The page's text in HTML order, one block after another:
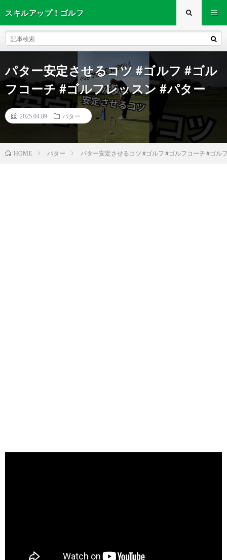
スキルアップ！ゴルフ
パター安定させるコツ #ゴルフ #ゴル
フコーチ #ゴルフレッスン #パター
2025.04.09 パター
HOME パター パター安定させるコツ #ゴルフ #ゴルフコーチ #ゴル